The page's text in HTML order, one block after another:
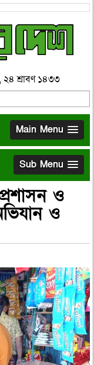
শ্রাবণ ১৪৩৩
Main Menu
Sub Menu
ও
ও